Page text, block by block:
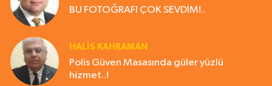
BU FOTOĞRAFI ÇOK SEVDİM!..
HALIS KAHRAMAN
Polis Güven Masasında güler yüzlü
hizmet..!